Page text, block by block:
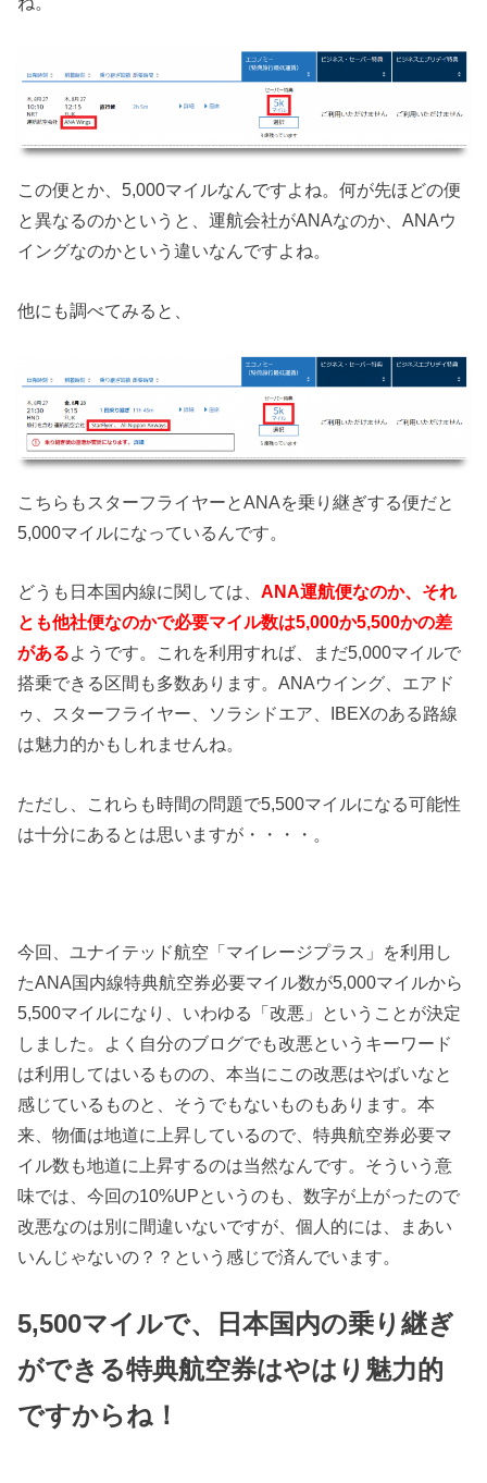
この便とか、5,000マイルなんですよね。何が先ほどの便
と異なるのかというと、運航会社がANAなのか、ANAウ
イングなのかという違いなんですよね。
他にも調べてみると、
こちらもスターフライヤーとANAを乗り継ぎする便だと
5,000マイルになっているんです。
どうも日本国内線に関しては、ANA運航便なのか、それ
とも他社便なのかで必要マイル数は5,000か5,500かの差
があるようです。これを利用すれば、まだ5,000マイルで
搭乗できる区間も多数あります。ANAウイング、エアド
ゥ、スターフライヤー、ソラシドエア、IBEXのある路線
は魅力的かもしれませんね。
ただし、これらも時間の問題で5,500マイルになる可能性
は十分にあるとは思いますが・・・・。
今回、ユナイテッド航空「マイレージプラス」を利用し
たANA国内線特典航空券必要マイル数が5,000マイルから
5,500マイルになり、いわゆる「改悪」ということが決定
しました。よく自分のブログでも改悪というキーワード
は利用してはいるものの、本当にこの改悪はやばいなと
感じているものと、そうでもないものもあります。本
来、物価は地道に上昇しているので、特典航空券必要マ
イル数も地道に上昇するのは当然なんです。そういう意
味では、今回の10%UPというのも、数字が上がったので
改悪なのは別に間違いないですが、個人的には、まあい
いんじゃないの？？という感じで済んでいます。
5,500マイルで、日本国内の乗り継ぎ
ができる特典航空券はやはり魅力的
ですからね！